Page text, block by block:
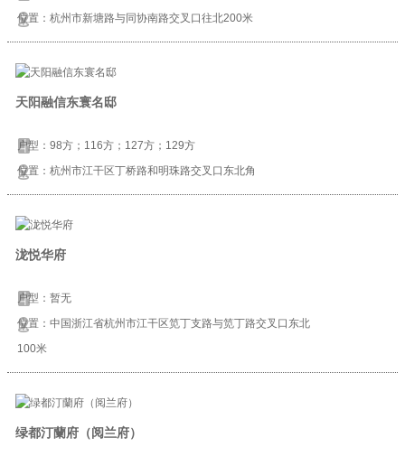
位置：杭州市新塘路与同协南路交叉口往北200米
天阳融信东寰名邸
户型：98方；116方；127方；129方
位置：杭州市江干区丁桥路和明珠路交叉口东北角
泷悦华府
户型：暂无
位置：中国浙江省杭州市江干区笕丁支路与笕丁路交叉口东北
100米
绿都汀蘭府（阅兰府）